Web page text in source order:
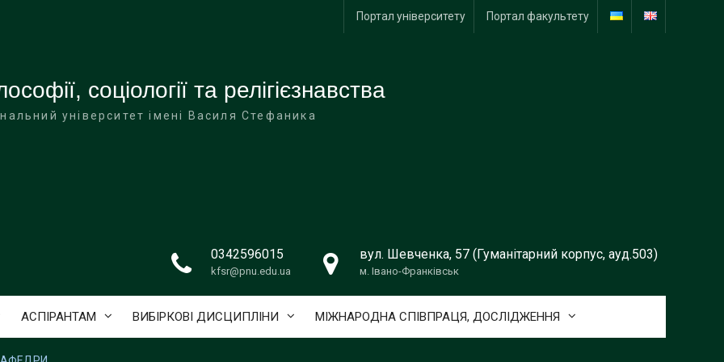
Портал університету Портал факультету
соціології та релігієзнавства
університет імені Василя Стефаника
0342596015
kfsr@pnu.edu.ua
вул. Шевченка, 57 (Гуманітарний корпус, ауд.503)
м. Івано-Франківськ
АСПІРАНТАМ ВИБІРКОВІ ДИСЦИПЛІНИ МІЖНАРОДНА СПІВПРАЦЯ, ДОСЛІДЖЕННЯ